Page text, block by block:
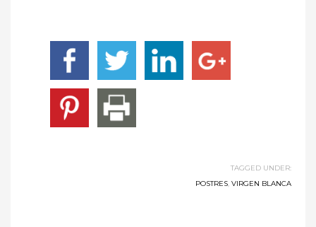
TAGGED UNDER:
POSTRES, VIRGEN BLANCA